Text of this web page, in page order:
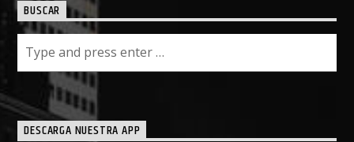
BUSCAR
DESCARGA NUESTRA APP